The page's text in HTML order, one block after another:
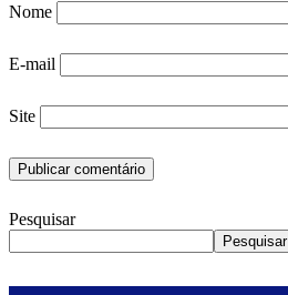
Nome
E-mail
Site
Pesquisar
Pesquisar